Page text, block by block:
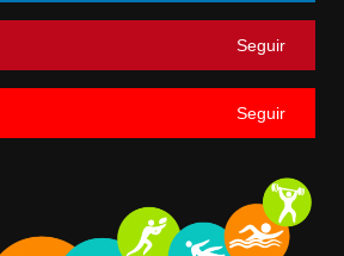
Seguir
Seguir